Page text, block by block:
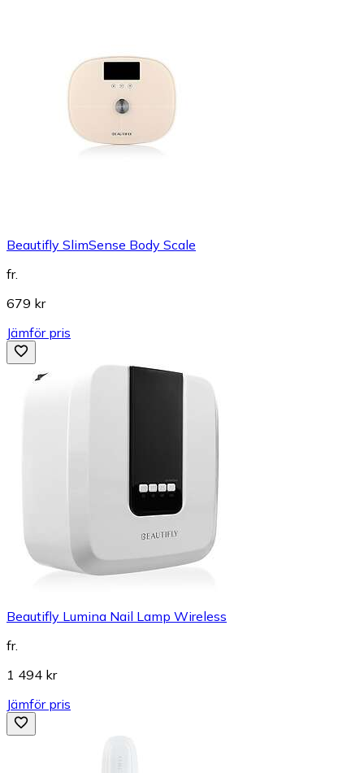
Beautifly SlimSense Body Scale
fr.
679 kr
Jämför pris
Beautifly Lumina Nail Lamp Wireless
fr.
1 494 kr
Jämför pris